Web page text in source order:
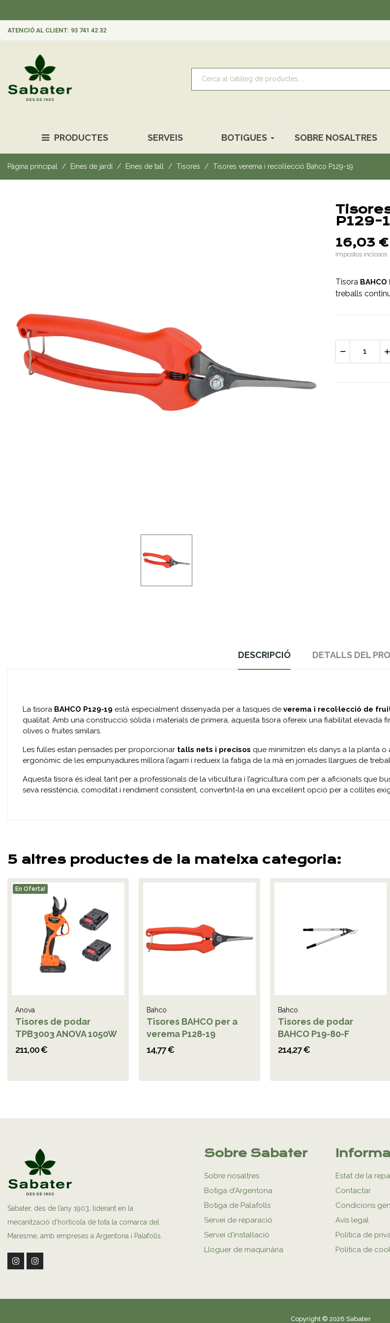
ATENCIÓ AL CLIENT: 93 741 42 32
PRODUCTES SERVEIS BOTIGUES SOBRE NOSALTRES
Pàgina principal Eines de jardí Eines de tall Tisores Tisores verema i recol·lecció Bahco P129-19
P129-
16,03 €
Impostos inclosos
Tisora BAHCO
treballs
DESCRIPCIÓ DETALLS DEL
La tisora BAHCO P129‑19 està especialment dissenyada per a tasques de verema i recol·lecció de
qualitat. Amb una construcció sòlida i materials de primera, aquesta tisora ofereix una fiabilitat elevada
olives o fruites similars.
Les fulles estan pensades per proporcionar talls nets i precisos que minimitzen els danys a la planta
ergonòmic de les empunyadures millora l’agarri i redueix la fatiga de la mà en jornades llargues de
Aquesta tisora és ideal tant per a professionals de la viticultura i l’agricultura com per a aficionats que
seva resistència, comoditat i rendiment consistent, convertint‑la en una excel·lent opció per a collites
5 altres productes de la mateixa categoria:
En Oferta!
Anova
Tisores de podar
TPB3003 ANOVA 1050W
211,00 €
Bahco
Tisores BAHCO per a
verema P128-19
14,77 €
Bahco
Tisores de podar
BAHCO P19-80-F
214,27 €
Sabater, des de l’any 1903, liderant en la
mecanització d’hortícola de tota la comarca del
Maresme, amb empreses a Argentona i Palafolls.
Sobre Sabater
Sobre nosaltres
Botiga d'Argentona
Botiga de Palafolls
Servei de reparació
Servei d'instal·lació
Lloguer de maquinària
Estat de la
Contactar
Condicions
Avís legal
Política de
Política de
Copyright © 2026 Sabater